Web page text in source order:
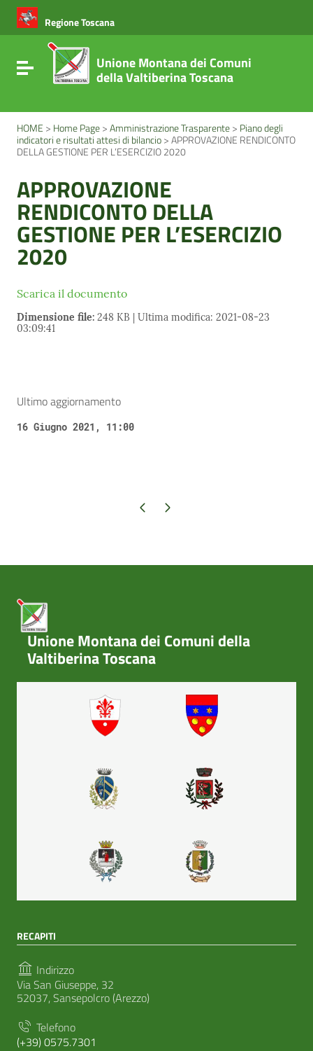
Vai ai contenuti
Vai al menu di navigazione
Vai al footer
Regione Toscana
Attiva / disattiva la navigazione
Unione Montana dei Comuni
della Valtiberina Toscana
HOME > Home Page>Amministrazione Trasparente> Piano degli
indicatori e risultati attesi di bilancio>APPROVAZIONE RENDICONTO
DELLA GESTIONE PER L’ESERCIZIO 2020
APPROVAZIONE
RENDICONTO DELLA
GESTIONE PER L’ESERCIZIO
2020
Scarica il documento
Dimensione file: 248 KB | Ultima modifica: 2021-08-23
03:09:41
Ultimo aggiornamento
16 Giugno 2021, 11:00
Pagina precedente
Pagina successiva
Unione Montana dei Comuni della
Valtiberina Toscana
RECAPITI
Indirizzo
Via San Giuseppe, 32
52037, Sansepolcro (Arezzo)
Telefono
(+39) 0575.7301